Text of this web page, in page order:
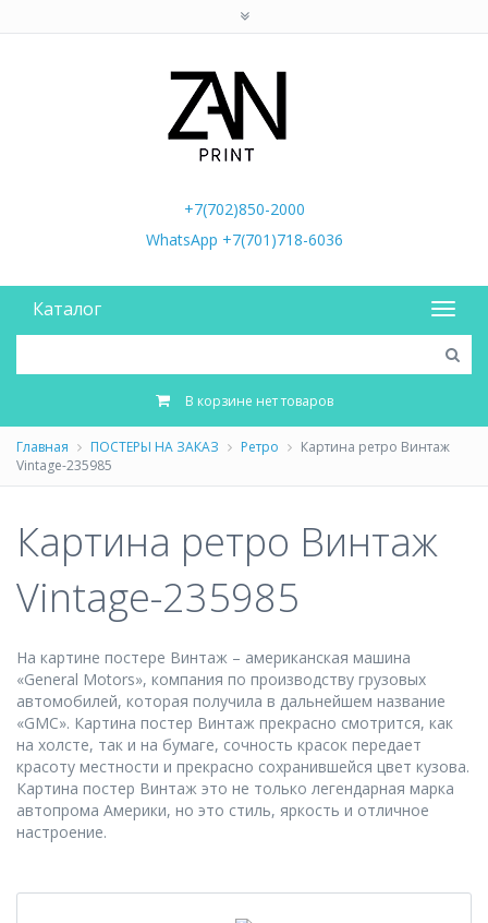
+7(702)850-2000
WhatsApp +7(701)718-6036
Каталог
В корзине нет товаров
Главная ПОСТЕРЫ НА ЗАКАЗ Ретро
Картина ретро Винтаж
Vintage-235985
Картина ретро Винтаж
Vintage-235985
На картине постере Винтаж – американская машина
«General Motors», компания по производству грузовых
автомобилей, которая получила в дальнейшем название
«GMC». Картина постер Винтаж прекрасно смотрится, как
на холсте, так и на бумаге, сочность красок передает
красоту местности и прекрасно сохранившейся цвет кузова.
Картина постер Винтаж это не только легендарная марка
автопрома Америки, но это стиль, яркость и отличное
настроение.